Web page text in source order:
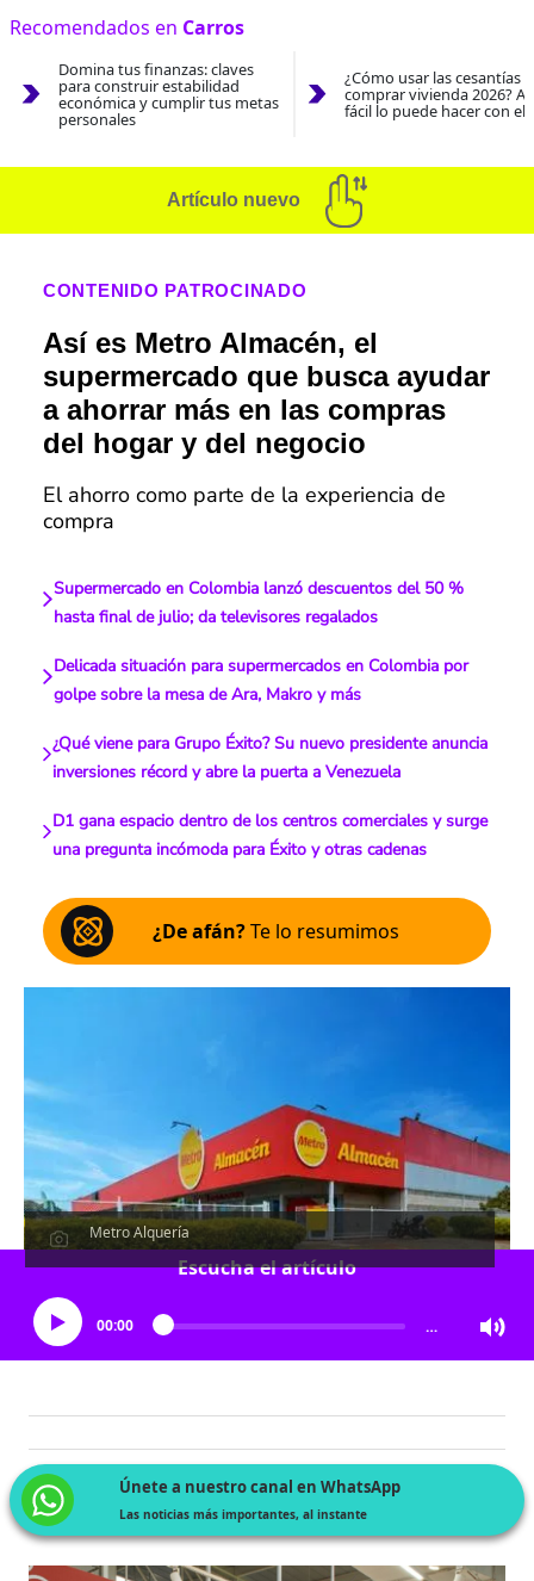
Recomendados en Carros
Domina tus finanzas: claves
para construir estabilidad
económica y cumplir tus metas
personales
¿Cómo usar las cesantías
comprar vivienda 2026?
fácil lo puede hacer con el
Artículo nuevo
CONTENIDO PATROCINADO
Así es Metro Almacén, el
supermercado que busca ayudar
a ahorrar más en las compras
del hogar y del negocio
El ahorro como parte de la experiencia de
compra
Supermercado en Colombia lanzó descuentos del 50 %
hasta final de julio; da televisores regalados
Delicada situación para supermercados en Colombia por
golpe sobre la mesa de Ara, Makro y más
¿Qué viene para Grupo Éxito? Su nuevo presidente anuncia
inversiones récord y abre la puerta a Venezuela
D1 gana espacio dentro de los centros comerciales y surge
una pregunta incómoda para Éxito y otras cadenas
¿De afán?Te lo resumimos
Metro Alquería
Escucha el artículo
00:00 …
Únete a nuestro canal en WhatsApp
Las noticias más importantes, al instante